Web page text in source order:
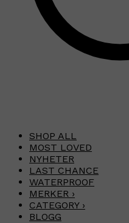
SHOP ALL
MOST LOVED
NYHETER
LAST CHANCE
WATERPROOF
MERKER ›
CATEGORY ›
BLOGG